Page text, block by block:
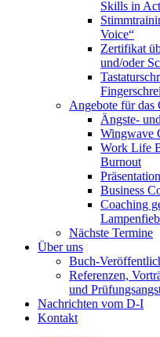
Skills in
Voice“
Zertifikat
und/oder
Angebote für das
Ängste-
Wingwave
Work Life
Burnout
Business
Coaching
Nächste Termine
Über uns
Buch-
Referenzen,
und
Nachrichten vom D-I
Kontakt